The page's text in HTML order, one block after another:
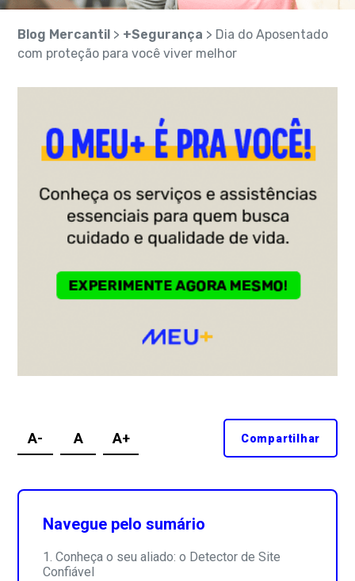
Blog Mercantil > +Segurança > Dia do Aposentado
com proteção para você viver melhor
A- A A+ Compartilhar
Navegue pelo sumário
Conheça o seu aliado: o Detector de Site
Confiável